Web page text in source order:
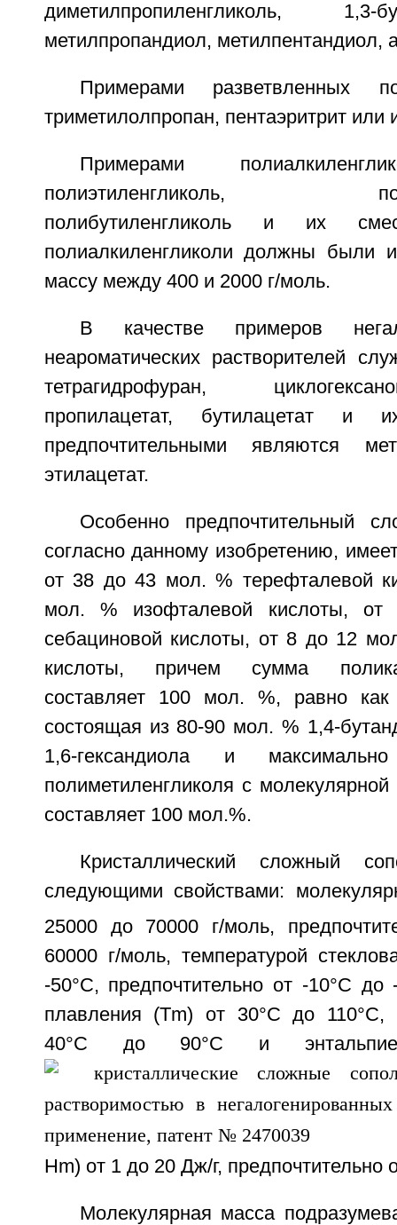
диметилпропиленгликоль, 1,3-
метилпропандиол, метилпентандиол,
Примерами разветвленных
триметилолпропан, пентаэритрит или
Примерами
полиэтиленгликоль,
полибутиленгликоль и их
полиалкиленгликоли должны были
массу между 400 и 2000 г/моль.
В качестве примеров
неароматических растворителей
тетрагидрофуран,
пропилацетат, бутилацетат и
предпочтительными являются
этилацетат.
Особенно предпочтительный
согласно данному изобретению,
от 38 до 43 мол. % терефталевой
мол. % изофталевой кислоты,
себациновой кислоты, от 8 до 12
кислоты, причем сумма
составляет 100 мол. %, равно
состоящая из 80-90 мол. % 1,4-
1,6-гександиола и
полиметиленгликоля с
составляет 100 мол.%.
Кристаллический сложный
следующими свойствами:
25000 до 70000 г/моль,
60000 г/моль, температурой
-50°С, предпочтительно от -10°С до
плавления (Tm) от 30°С до 110°С,
40°С до 90°С и
Hm) от 1 до 20 Дж/г, предпочтительно
Молекулярная масса